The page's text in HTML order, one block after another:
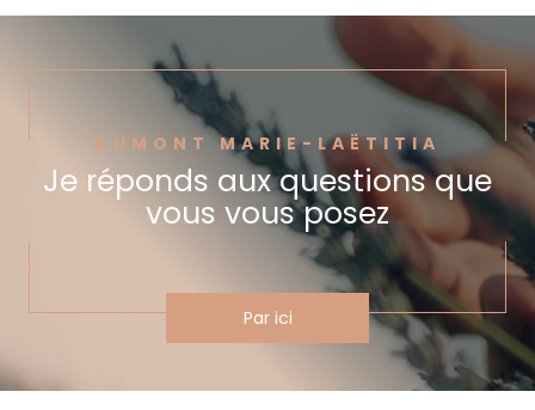
DUMONT MARIE-LAËTITIA
Je réponds aux questionsque
vous vous posez
Par ici